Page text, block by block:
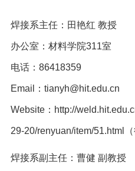
焊接系主任： 田艳红 教授
办公室：材料学院311室
电话： 86418359
Email： tianyh@hit.edu.cn
Website： http://
29-20/renyuan/item/51.html
焊接系副主任： 曹健 副教授